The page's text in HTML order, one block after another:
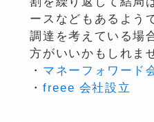
ースなどもあるよう
調達を考えている場
方がいいかもしれま
・ マネーフォワード
・freee 会社設立